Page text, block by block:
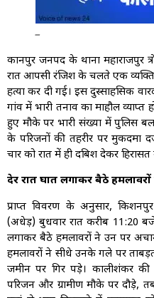
_
कानपुर जनपद के थाना महाराजपुर
रात आपसी रंजिश के चलते एक व्यक्ति
हत्या कर दी गई। इस दुस्साहसिक
गांव में भारी तनाव का माहौल
हुए मौके पर भारी संख्या में पुलिस
के परिजनों की तहरीर पर मुकदमा
चार को रात में ही दबिश देकर
देर रात घात लगाकर बैठे
प्राप्त विवरण के अनुसार,
(अधेड़) बुधवार रात करीब 11:20
लगाकर बैठे हमलावरों ने उन पर
हमलावरों ने सीधे उनके गले पर
जमीन पर गिर पड़े। कालीशंकर
परिजन और ग्रामीण मौके पर दौड़े,